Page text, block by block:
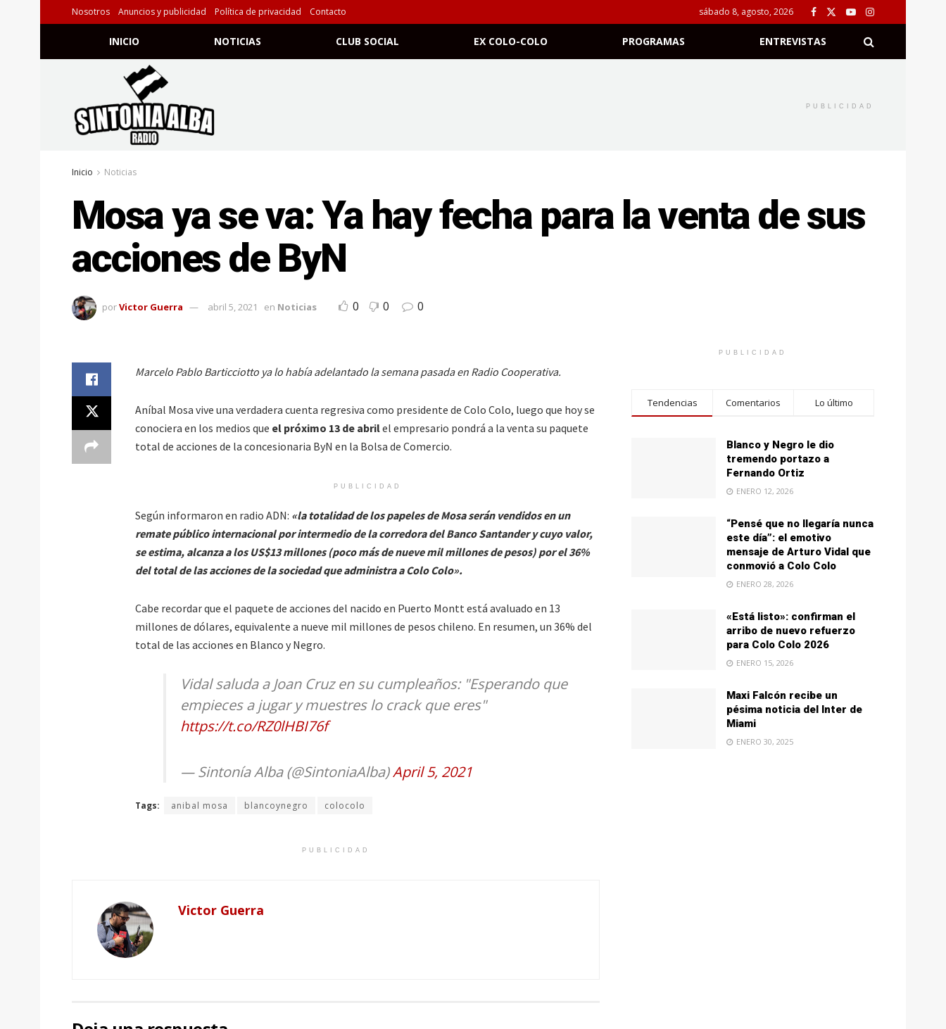
Nosotros Anuncios y publicidad Política de privacidad Contacto sábado 8, agosto, 2026
INICIO NOTICIAS CLUB SOCIAL EX COLO-COLO PROGRAMAS ENTREVISTAS
PUBLICIDAD
Inicio Noticias
Mosa ya se va: Ya hay fecha para la venta de sus
acciones de ByN
porVictor Guerra abril 5, 2021 en Noticias 0 0 0
Marcelo Pablo Barticciotto ya lo había adelantado la semana pasada en Radio Cooperativa.
Aníbal Mosa vive una verdadera cuenta regresiva como presidente de Colo Colo, luego que hoy se
conociera en los medios que el próximo 13 de abrilel empresario pondrá a la venta su paquete
total de acciones de la concesionaria ByN en la Bolsa de Comercio.
PUBLICIDAD
Según informaron en radio ADN: «la totalidad de los papeles de Mosa serán vendidos en un
remate público internacional por intermedio de la corredora del Banco Santander y cuyo valor,
se estima, alcanza a los US$13 millones (poco más de nueve mil millones de pesos) por el 36%
del total de las acciones de la sociedad que administra a Colo Colo».
Cabe recordar que el paquete de acciones del nacido en Puerto Montt está avaluado en 13
millones de dólares, equivalente a nueve mil millones de pesos chileno. En resumen, un 36% del
total de las acciones en Blanco y Negro.
Vidal saluda a Joan Cruz en su cumpleaños: "Esperando que
empieces a jugar y muestres lo crack que eres"
https://t.co/RZ0lHBI76f
— Sintonía Alba (@SintoniaAlba)April 5, 2021
Tags: anibal mosa blancoynegro colocolo
PUBLICIDAD
Victor Guerra
PUBLICIDAD
Tendencias Comentarios Lo último
Blanco y Negro le dio
tremendo portazo a
Fernando Ortiz
ENERO 12, 2026
“Pensé que no llegaría nunca
este día”: el emotivo
mensaje de Arturo Vidal que
conmovió a Colo Colo
ENERO 28, 2026
«Está listo»: confirman el
arribo de nuevo refuerzo
para Colo Colo 2026
ENERO 15, 2026
Maxi Falcón recibe un
pésima noticia del Inter de
Miami
ENERO 30, 2025